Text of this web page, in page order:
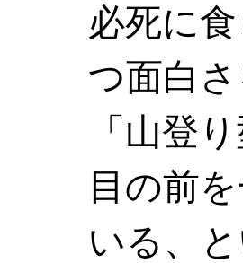
必死に
つ面白
「山登
目の前
いる、